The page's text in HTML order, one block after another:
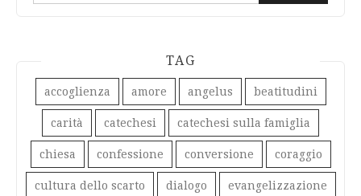
TAG
accoglienza amore angelus beatitudini
carità catechesi catechesi sulla famiglia
chiesa confessione conversione coraggio
cultura dello scarto dialogo evangelizzazione